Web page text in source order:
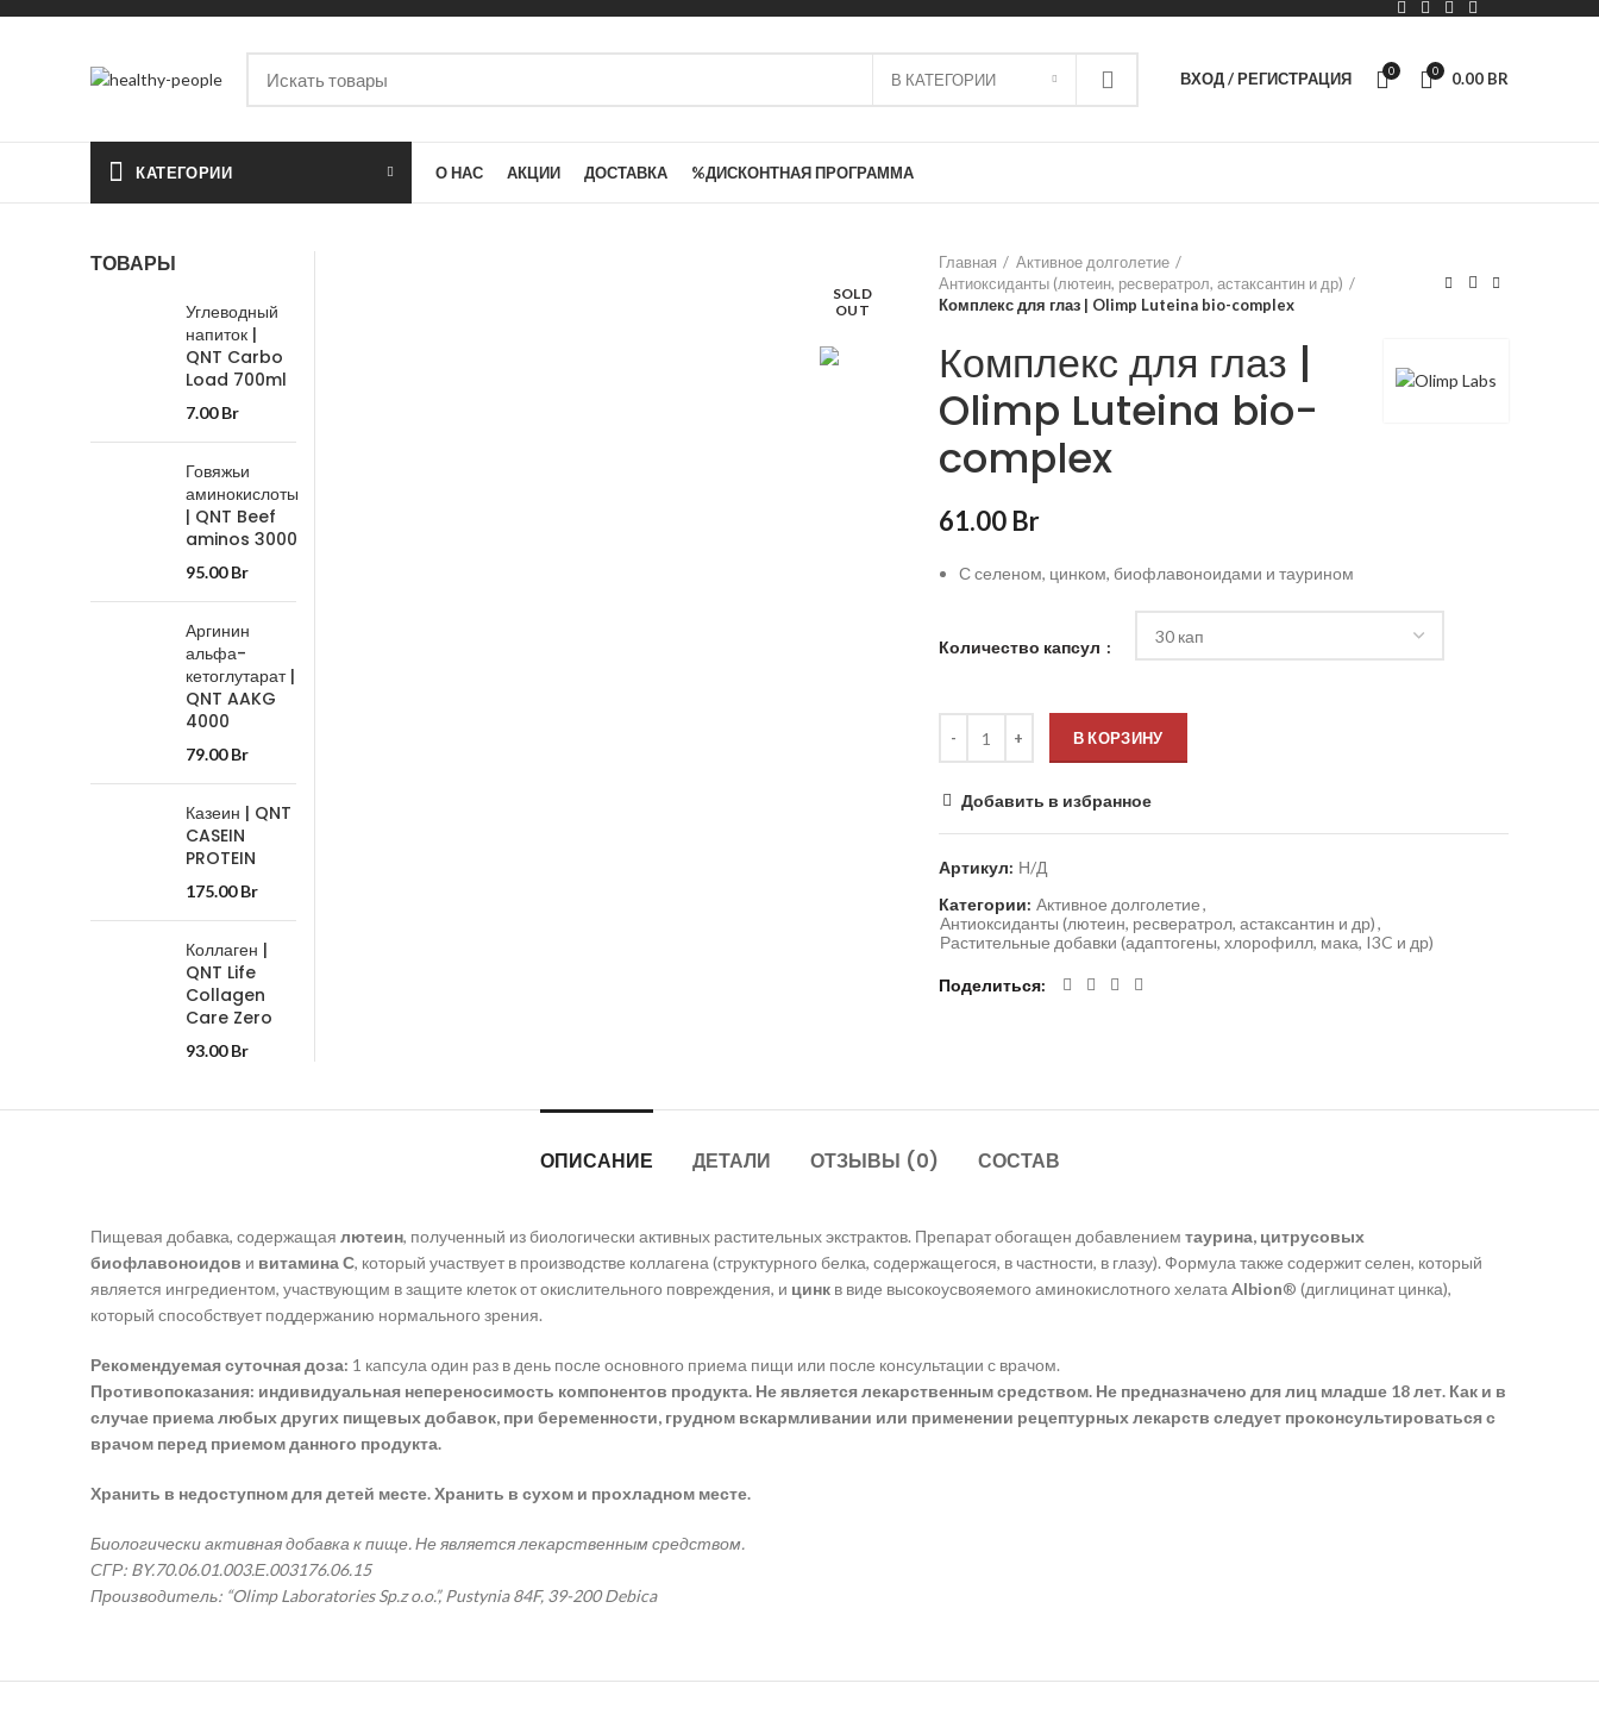
В КАТЕГОРИИ ВХОД / РЕГИСТРАЦИЯ 0 0 0.00 BR
КАТЕГОРИИ О НАС АКЦИИ ДОСТАВКА %ДИСКОНТНАЯ ПРОГРАММА
SOLD
OUT
Главная
Активное долголетие
Антиоксиданты (лютеин, ресвератрол, астаксантин и др)
Комплекс для глаз | Olimp Luteina bio-complex
Комплекс для глаз |
Olimp Luteina bio-
complex
61.00 Br
С селеном, цинком, биофлавоноидами и таурином
Количество капсул
В КОРЗИНУ
Добавить в избранное
Артикул: Н/Д
Категории: Активное долголетие,
Антиоксиданты (лютеин, ресвератрол, астаксантин и др),
Растительные добавки (адаптогены, хлорофилл, мака, I3C и др)
Поделиться
ТОВАРЫ
Углеводный
напиток |
QNT Carbo
Load 700ml
7.00Br
Говяжьи
аминокислоты
| QNT Beef
aminos 3000
95.00Br
Аргинин
альфа-
кетоглутарат |
QNT AAKG
4000
79.00Br
Казеин | QNT
CASEIN
PROTEIN
175.00Br
Коллаген |
QNT Life
Collagen
Care Zero
93.00Br
ОПИСАНИЕ ДЕТАЛИ ОТЗЫВЫ (0) СОСТАВ
Пищевая добавка, содержащая лютеин, полученный из биологически активных растительных экстрактов. Препарат обогащен добавлением таурина, цитрусовых
биофлавоноидов и витамина С, который участвует в производстве коллагена (структурного белка, содержащегося, в частности, в глазу). Формула также содержит селен, который
является ингредиентом, участвующим в защите клеток от окислительного повреждения, и цинк в виде высокоусвояемого аминокислотного хелата Albion® (диглицинат цинка),
который способствует поддержанию нормального зрения.
Рекомендуемая суточная доза: 1 капсула один раз в день после основного приема пищи или после консультации с врачом.
Противопоказания: индивидуальная непереносимость компонентов продукта. Не является лекарственным средством. Не предназначено для лиц младше 18 лет. Как и в
случае приема любых других пищевых добавок, при беременности, грудном вскармливании или применении рецептурных лекарств следует проконсультироваться с
врачом перед приемом данного продукта.
Хранить в недоступном для детей месте. Хранить в сухом и прохладном месте.
Биологически активная добавка к пище. Не является лекарственным средством.
СГР: BY.70.06.01.003.Е.003176.06.15
Производитель: “Olimp Laboratories Sp.z o.o.”, Pustynia 84F, 39-200 Debica